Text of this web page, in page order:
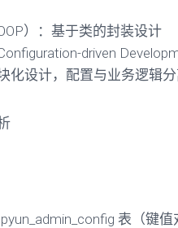
）：基于类的封装设计
driven
化设计，配置与业务逻辑
表（键值